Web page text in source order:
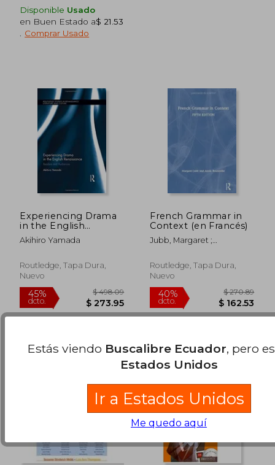
dcto. $ 115.62 dcto.
Disponible Usado
en Buen Estado a$ 21.53
Comprar Usado
Experiencing Drama
in the English
Renaissance: Readers
and Audiences
Renaissance
Literature and
Akihiro Yamada
Routledge, Tapa Dura,
Nuevo
French Grammar in
Context (en Francés)
Jubb, Margaret ;
Routledge, Tapa Dura,
Nuevo
Estás viendo Buscalibre Ecuador, pero
Estados Unidos
Ir a Estados Unidos
Me quedo aquí